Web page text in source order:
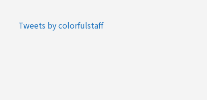
Tweets by colorfulstaff